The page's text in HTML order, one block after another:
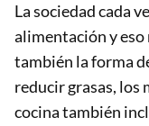
La sociedad cada
alimentación y
también la forma
reducir grasas, los
cocina también